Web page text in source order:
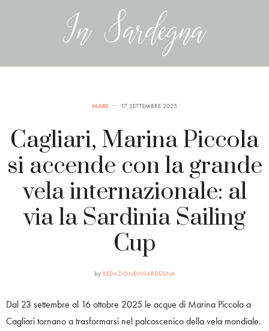
MARE 17 SETTEMBRE 2025
Cagliari, Marina Piccola
si accende con la grande
vela internazionale: al
via la Sardinia Sailing
Cup
by REDAZIONEINSARDEGNA
Dal 23 settembre al 16 ottobre 2025 le acque di Marina Piccola a
Cagliari tornano a trasformarsi nel palcoscenico della vela mondiale.